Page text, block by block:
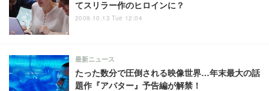
てスリラー作のヒロインに？
2009.10.13 Tue 12:04
たった数分で圧倒される映像世界…年末最大の話
題作『アバター』予告編が解禁！
最新ニュース